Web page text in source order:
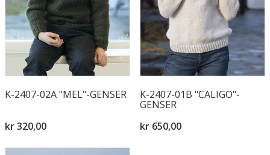
K-2407-02A "MEL"-GENSER
kr 320,00
K-2407-01B "CALIGO"-
GENSER
kr 650,00